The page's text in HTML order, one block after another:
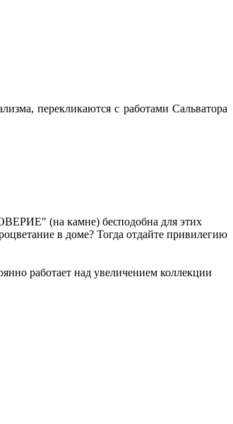
перекликаются с работами Сальватора
(на камне) бесподобна для этих
в доме? Тогда отдайте привилегию
работает над увеличением коллекции